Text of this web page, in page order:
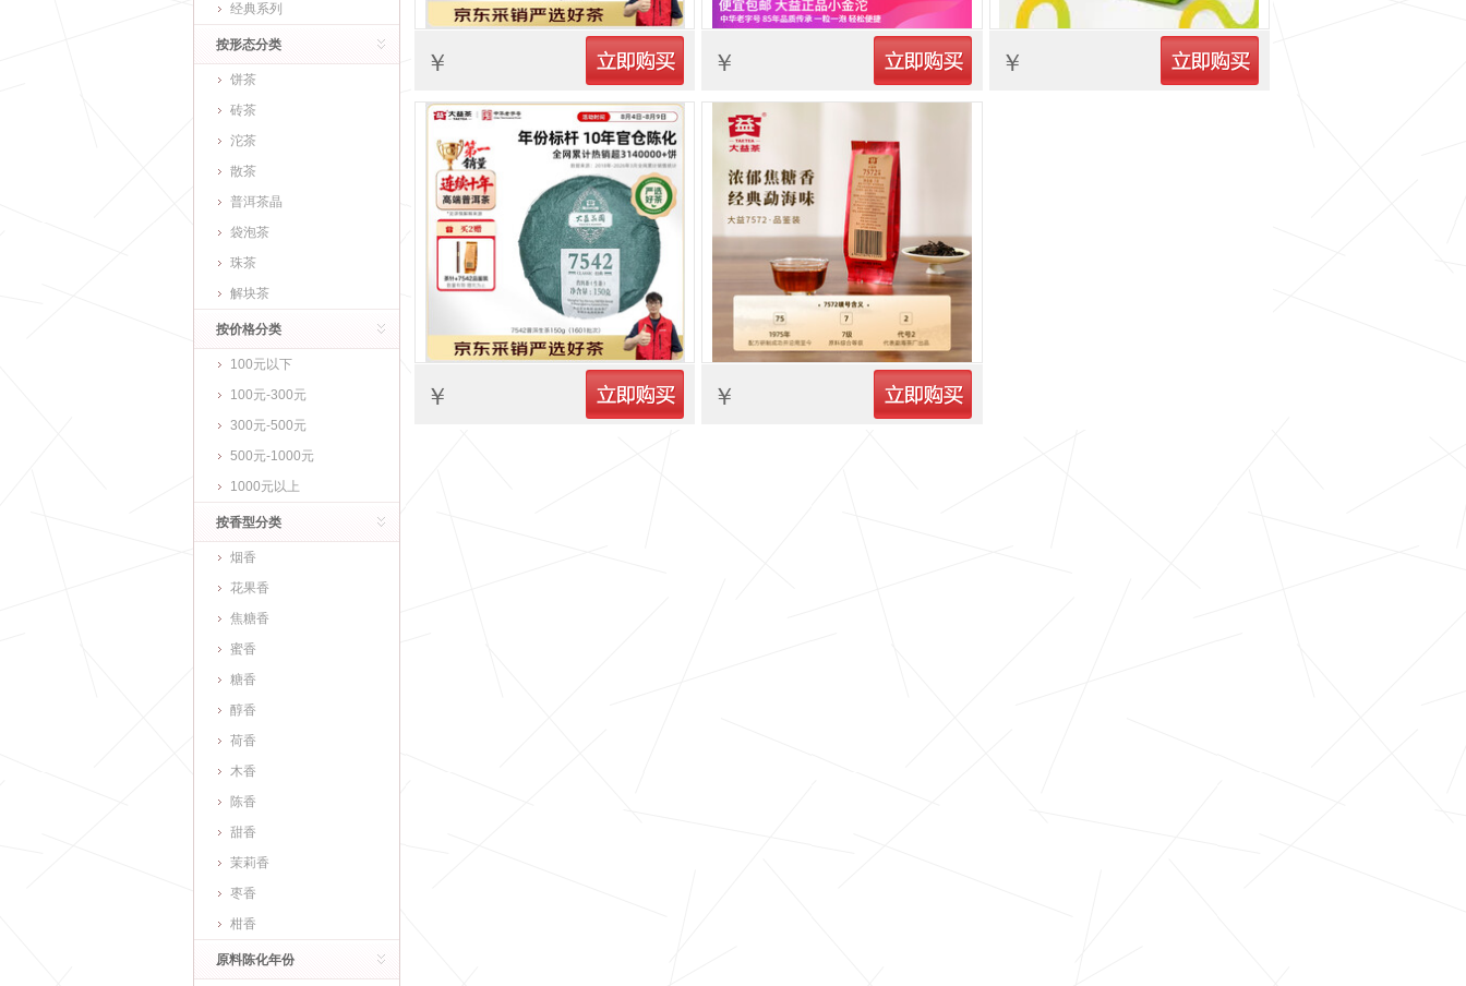
经典系列
按形态分类
饼茶
砖茶
沱茶
散茶
普洱茶晶
袋泡茶
珠茶
解块茶
按价格分类
100元以下
100元-300元
300元-500元
500元-1000元
1000元以上
按香型分类
烟香
花果香
焦糖香
蜜香
糖香
醇香
荷香
木香
陈香
甜香
茉莉香
枣香
柑香
原料陈化年份
￥ 立即购买 ￥ 立即购买 ￥ 立即购买
￥ 立即购买 ￥ 立即购买